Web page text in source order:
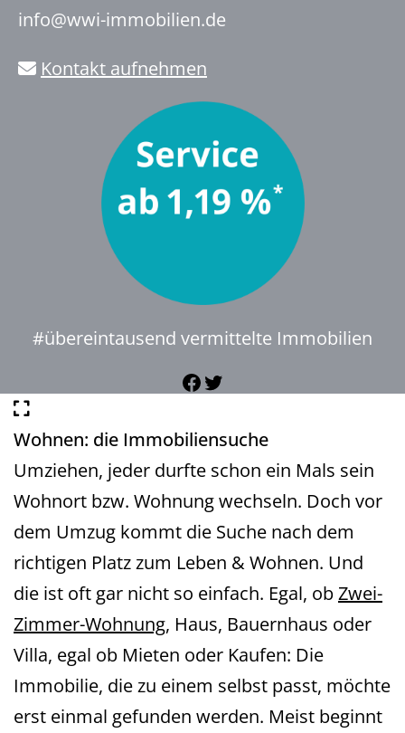
info@wwi-immobilien.de
Kontakt aufnehmen
#übereintausend vermittelte Immobilien
Facebook
Twitter
Wohnen: die Immobiliensuche
Umziehen, jeder durfte schon ein Mals sein
Wohnort bzw. Wohnung wechseln. Doch vor
dem Umzug kommt die Suche nach dem
richtigen Platz zum Leben & Wohnen. Und
die ist oft gar nicht so einfach. Egal, obZwei-
Zimmer-Wohnung, Haus, Bauernhaus oder
Villa, egal ob Mieten oder Kaufen: Die
Immobilie, die zu einem selbst passt, möchte
erst einmal gefunden werden. Meist beginnt